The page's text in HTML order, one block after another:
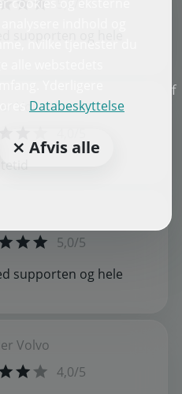
supporten og hele
Volvo
5,0/5
supporten og hele
Volvo
4,0/5
hvilke tjenester du
alle webstedets
Databeskyttelse
⨯ Afvis alle
f